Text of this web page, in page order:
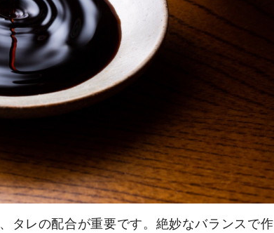
タレの配合が重要です。絶妙なバランスで作